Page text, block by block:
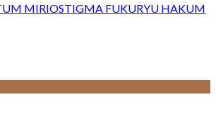
MIRIOSTIGMA FUKURYU HAKUM